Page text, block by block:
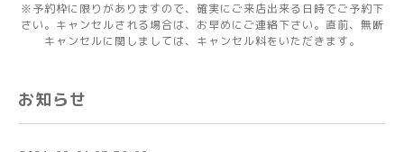
※予約枠に限りがありますので、確実にご来店出来る日時でご予約下
さい。キャンセルされる場合は、お早めにご連絡下さい。直前、無断
キャンセルに関しましては、キャンセル料をいただきます。
お知らせ